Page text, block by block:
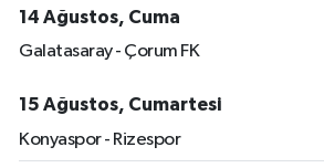
14 Ağustos, Cuma
Galatasaray - Çorum FK
15 Ağustos, Cumartesi
Konyaspor - Rizespor